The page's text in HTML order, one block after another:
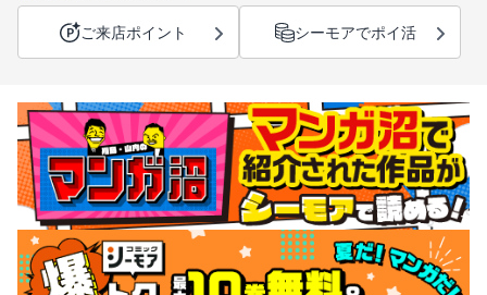
ご来店ポイント シーモアでポイ活